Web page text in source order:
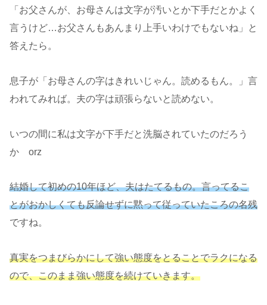
「お父さんが、お母さんは文字が汚いとか下手だとかよく
言うけど…お父さんもあんまり上手いわけでもないね」と
答えたら。
息子が「お母さんの字はきれいじゃん。読めるもん。」言
われてみれば。夫の字は頑張らないと読めない。
いつの間に私は文字が下手だと洗脳されていたのだろう
か orz
結婚して初めの10年ほど、夫はたてるもの。言ってるこ
とがおかしくても反論せずに黙って従っていたころの名残
ですね。
真実をつまびらかにして強い態度をとることでラクになる
ので、このまま強い態度を続けていきます。